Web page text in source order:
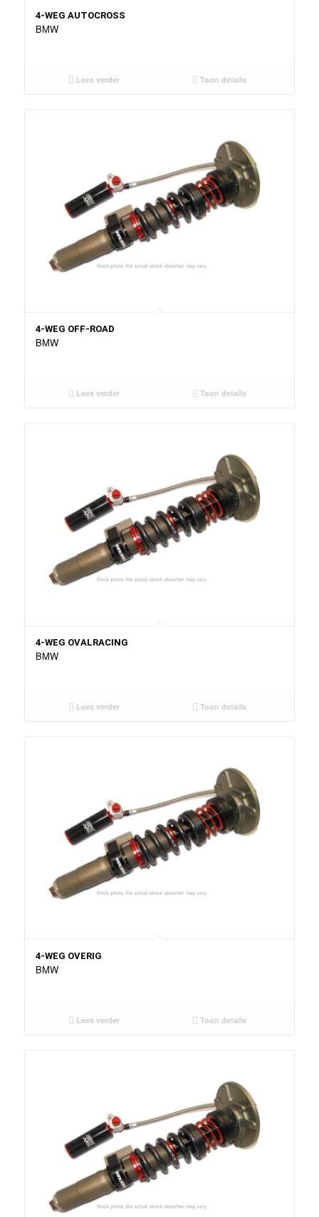
4-WEG AUTOCROSS
BMW
Lees verder Toon details
4-WEG OFF-ROAD
BMW
Lees verder Toon details
4-WEG OVALRACING
BMW
Lees verder Toon details
4-WEG OVERIG
BMW
Lees verder Toon details